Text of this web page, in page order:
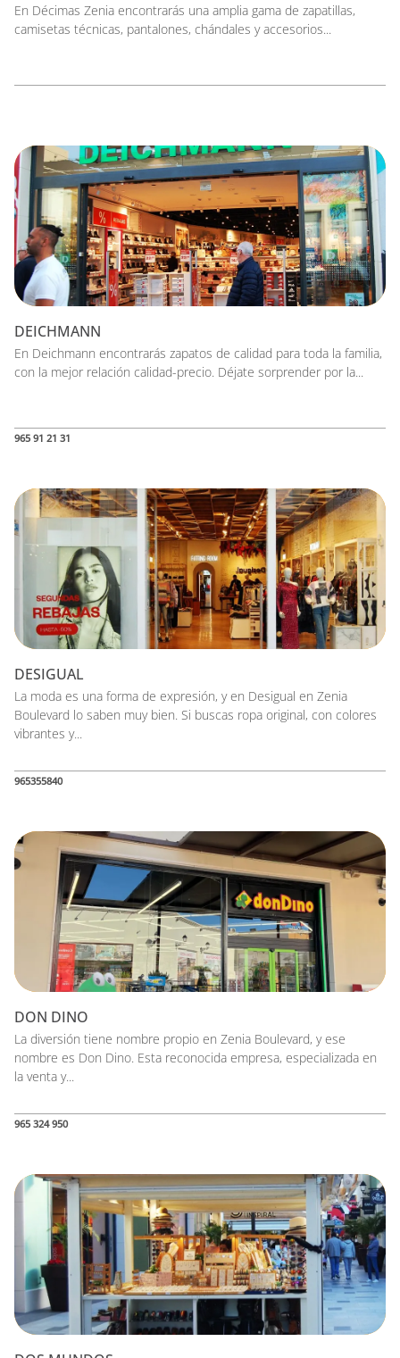
En Décimas Zenia encontrarás una amplia gama de zapatillas,
camisetas técnicas, pantalones, chándales y accesorios...
DEICHMANN
En Deichmann encontrarás zapatos de calidad para toda la familia,
con la mejor relación calidad-precio. Déjate sorprender por la...
965 91 21 31
DESIGUAL
La moda es una forma de expresión, y en Desigual en Zenia
Boulevard lo saben muy bien. Si buscas ropa original, con colores
vibrantes y...
965355840
DON DINO
La diversión tiene nombre propio en Zenia Boulevard, y ese
nombre es Don Dino. Esta reconocida empresa, especializada en
la venta y...
965 324 950